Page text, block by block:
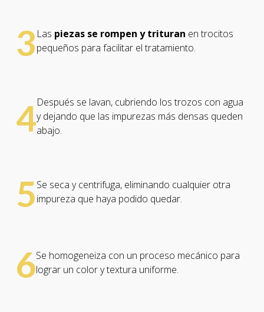
3 Las piezas se rompen y trituran en trocitos
pequeños para facilitar el tratamiento.
4Después se lavan, cubriendo los trozos con agua
y dejando que las impurezas más densas queden
abajo.
5Se seca y centrifuga, eliminando cualquier otra
impureza que haya podido quedar.
6Se homogeneiza con un proceso mecánico para
lograr un color y textura uniforme.